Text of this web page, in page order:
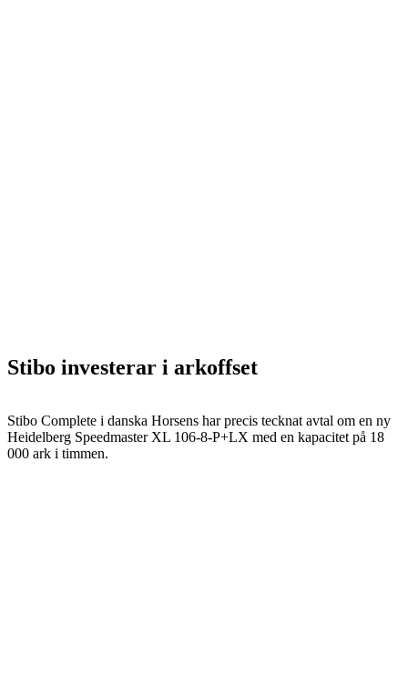
Stibo investerar i arkoffset
Stibo Complete i danska Horsens har precis tecknat avtal om en ny
Heidelberg Speedmaster XL 106-8-P+LX med en kapacitet på 18
000 ark i timmen.